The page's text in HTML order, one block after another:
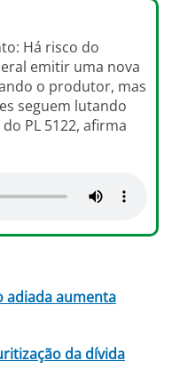
Há risco do
emitir uma nova
o produtor, mas
seguem lutando
PL 5122, afirma
adiada aumenta
da dívida